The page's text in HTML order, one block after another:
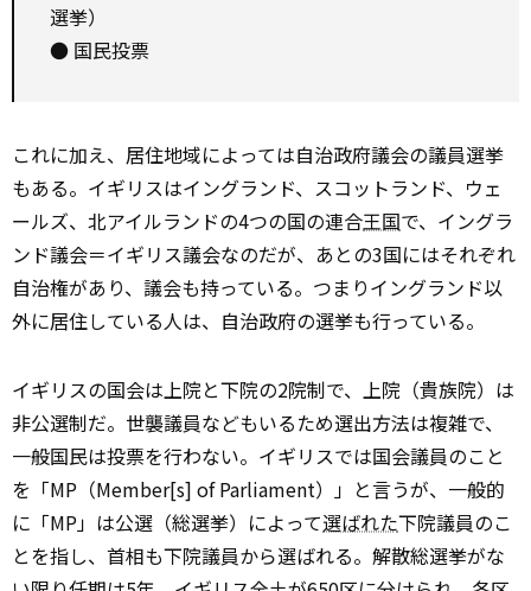
選挙）
● 国民投票
これに加え、居住地域によっては自治政府議会の議員選挙
もある。イギリスはイングランド、スコットランド、ウェ
ールズ、北アイルランドの4つの国の連合王国で、イングラ
ンド議会＝イギリス議会なのだが、あとの3国にはそれぞれ
自治権があり、議会も持っている。つまりイングランド以
外に居住している人は、自治政府の選挙も行っている。
イギリスの国会は上院と下院の2院制で、上院（貴族院）は
非公選制だ。世襲議員などもいるため選出方法は複雑で、
一般国民は投票を行わない。イギリスでは国会議員のこと
を「MP（Member[s] of Parliament）」と言うが、一般的
に「MP」は公選（総選挙）によって選ばれた下院議員のこ
とを指し、首相も下院議員から選ばれる。解散総選挙がな